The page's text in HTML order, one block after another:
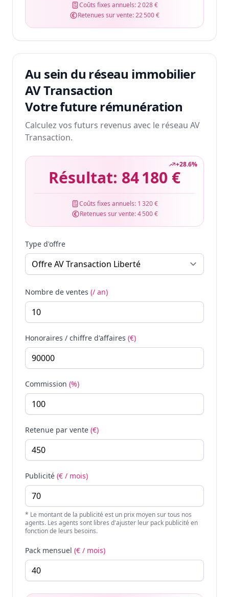
Coûts fixes annuels:2 028 €
Retenues sur vente:22 500 €
Au sein du réseau immobilier
AV Transaction
Votre future rémunération
Calculez vos futurs revenus avec le réseau AV
Transaction.
+28.6%
Résultat: 84 180 €
Coûts fixes annuels: 1 320 €
Retenues sur vente:4 500 €
Type d'offre
Nombre de ventes (/ an)
Honoraires / chiffre d'affaires (€)
Commission (%)
Retenue par vente (€)
Publicité (€ / mois)
* Le montant de la publicité est un prix moyen sur tous nos
agents. Les agents sont libres d'ajuster leur pack publicité en
fonction de leurs besoins.
Pack mensuel (€ / mois)